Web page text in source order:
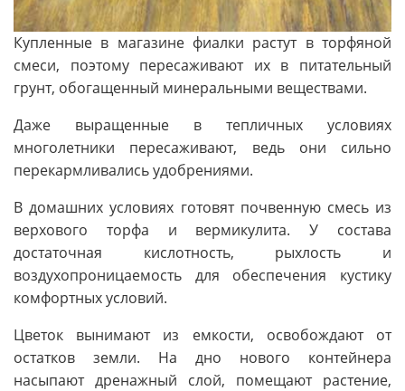
Купленные в магазине фиалки растут в торфяной
смеси, поэтому пересаживают их в питательный
грунт, обогащенный минеральными веществами.
Даже выращенные в тепличных условиях
многолетники пересаживают, ведь они сильно
перекармливались удобрениями.
В домашних условиях готовят почвенную смесь из
верхового торфа и вермикулита. У состава
достаточная кислотность, рыхлость и
воздухопроницаемость для обеспечения кустику
комфортных условий.
Цветок вынимают из емкости, освобождают от
остатков земли. На дно нового контейнера
насыпают дренажный слой, помещают растение,